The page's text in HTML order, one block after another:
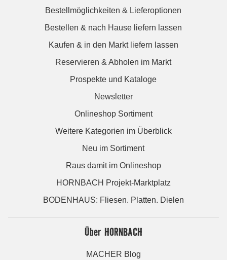
Bestellmöglichkeiten & Lieferoptionen
Bestellen & nach Hause liefern lassen
Kaufen & in den Markt liefern lassen
Reservieren & Abholen im Markt
Prospekte und Kataloge
Newsletter
Onlineshop Sortiment
Weitere Kategorien im Überblick
Neu im Sortiment
Raus damit im Onlineshop
HORNBACH Projekt-Marktplatz
BODENHAUS: Fliesen. Platten. Dielen
Über HORNBACH
MACHER Blog